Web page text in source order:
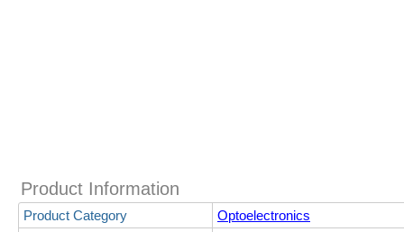
Product Information
Product Category Optoelectronics